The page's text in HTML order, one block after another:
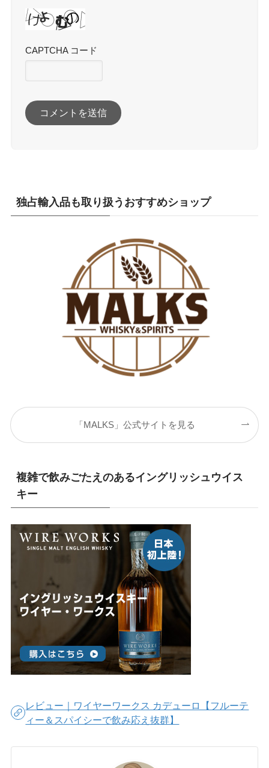
CAPTCHA コード
独占輸入品も取り扱うおすすめショップ
「MALKS」公式サイトを見る
複雑で飲みごたえのあるイングリッシュウイス
キー
レビュー｜ワイヤーワークス カデューロ【フルーテ
ィー＆スパイシーで飲み応え抜群】